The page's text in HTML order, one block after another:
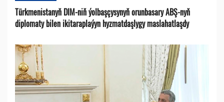
Türkmenistanyň DIM-niň ýolbaşçysynyň orunbasary ABŞ-nyň
diplomaty bilen ikitaraplaýyn hyzmatdaşlygy maslahatlaşdy